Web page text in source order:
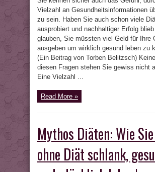
Vielzahl an Gesundheitsinformationen
zu sein. Haben Sie auch schon viele
ausprobiert und nachhaltiger Erfolg
glauben, Sie müssten viel Geld für Ihre
ausgeben um wirklich gesund leben zu
(Ein Beitrag von Torben Belitzsch)
diesen Fragen stehen Sie gewiss nicht
Eine Vielzahl ...
Read More »
Mythos Diäten: Wie
ohne Diät schlank,